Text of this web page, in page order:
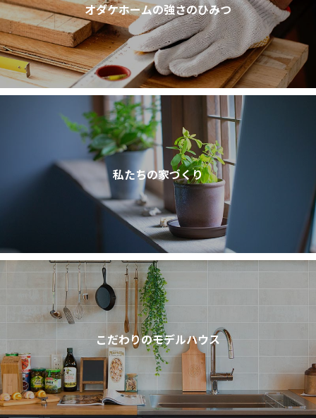
オダケホームの強さのひみつ
私たちの家づくり
こだわりのモデルハウス